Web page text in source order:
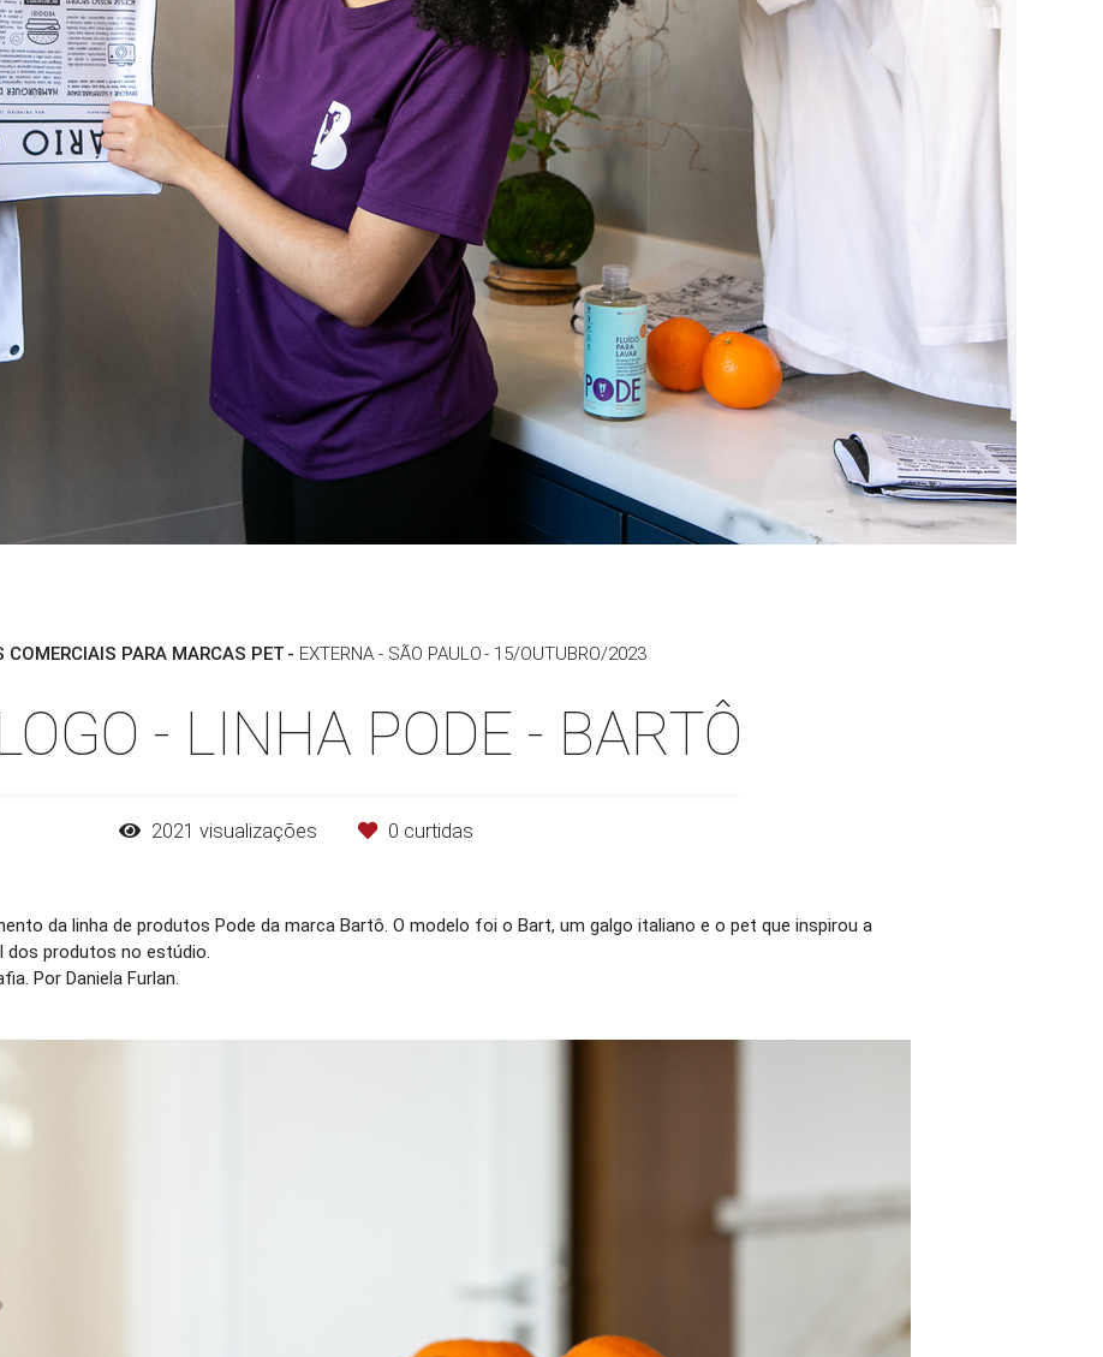
COMERCIAIS PARA MARCAS PET EXTERNA - SÃO PAULO 15/OUTUBRO/2023
- LINHA PODE - BARTÔ
2021 visualizações 0 curtidas
da linha de produtos Pode da marca Bartô. O modelo foi o Bart, um galgo italiano e o pet que inspirou a
produtos no estúdio.
Por Daniela Furlan.